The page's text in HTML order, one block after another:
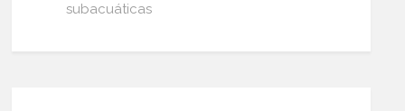
subacuáticas